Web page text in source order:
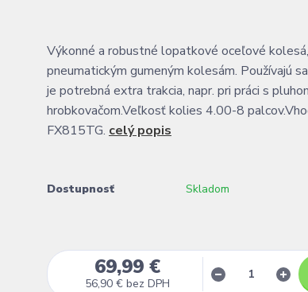
Výkonné a robustné lopatkové oceľové
pneumatickým gumeným kolesám. Používajú
je potrebná extra trakcia, napr. pri práci s
hrobkovačom.Veľkosť kolies 4.00-8
FX815TG. celý popis
Dostupnosť Skladom
69,99 €
56,90 € bez DPH